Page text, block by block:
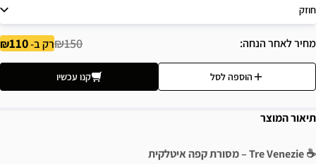
חוזק
מחיר לאחר הנחה ₪150רק ב-110
הוספה לסל קנו עכשיו
תיאור המוצר
☕ Tre Venezie – מסורת קפה איטלקית